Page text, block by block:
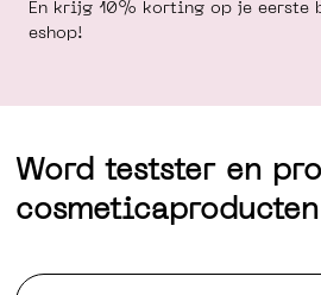
En krijg 10% korting op je eerste
eshop!
Word testster en